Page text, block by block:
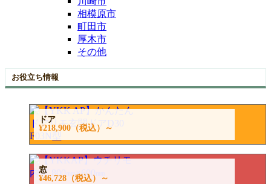
相模原市
町田市
厚木市
その他
お役立ち情報
ドア
¥218,900（税込）～
窓
¥46,728（税込）～